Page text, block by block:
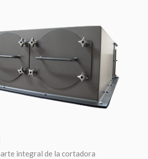
integral de la cortadora